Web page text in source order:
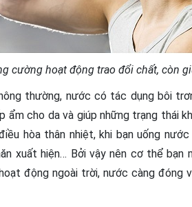
cường hoạt động trao đổi chất, còn
thường, nước có tác dụng bôi
ẩm cho da và giúp những trạng thái
hòa thân nhiệt, khi bạn uống
xuất hiện… Bởi vậy nên cơ thể bạn
động ngoài trời, nước càng đóng